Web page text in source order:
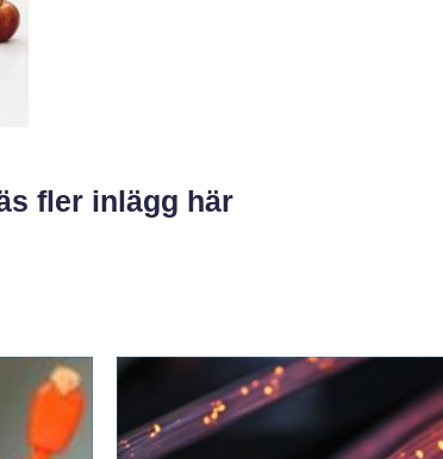
fler inlägg här